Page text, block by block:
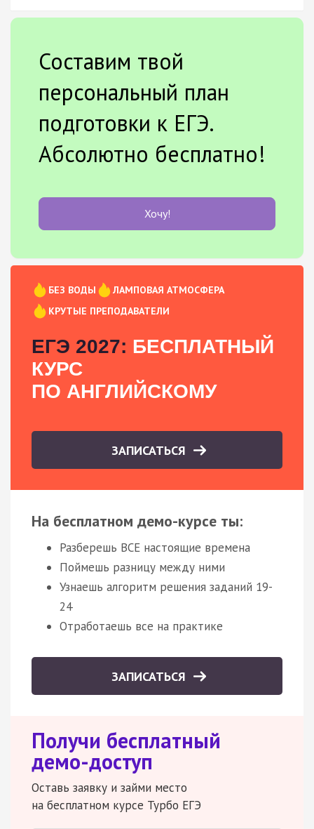
Составим твой
персональный план
подготовки к ЕГЭ.
Абсолютно бесплатно!
Хочу!
БЕЗ ВОДЫ
ЛАМПОВАЯ АТМОСФЕРА
КРУТЫЕ ПРЕПОДАВАТЕЛИ
ЕГЭ 2027: БЕСПЛАТНЫЙ
КУРС
ПО АНГЛИЙСКОМУ
ЗАПИСАТЬСЯ
На бесплатном демо-курсе ты:
Разберешь ВСЕ настоящие времена
Поймешь разницу между ними
Узнаешь алгоритм решения заданий 19-
24
Отработаешь все на практике
ЗАПИСАТЬСЯ
Получи бесплатный
демо-доступ
Оставь заявку и займи место
на бесплатном курсе Турбо ЕГЭ